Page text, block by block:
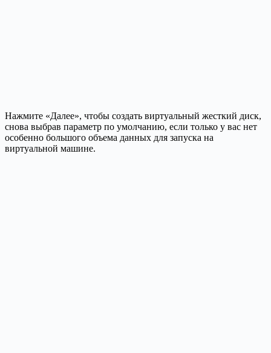
Нажмите «Далее», чтобы создать виртуальный жесткий диск,
снова выбрав параметр по умолчанию, если только у вас нет
особенно большого объема данных для запуска на
виртуальной машине.